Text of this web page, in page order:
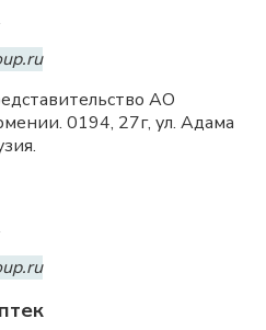
АО
0194, 27г, ул. Адама